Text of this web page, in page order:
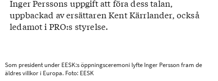
Inger Perssons uppgift att föra dess talan,
uppbackad av ersättaren Kent Kärrlander, också
ledamot i PRO:s styrelse.
Som president under EESK:s öppningsceremoni lyfte Inger Persson fram de
äldres villkor i Europa. Foto: EESK